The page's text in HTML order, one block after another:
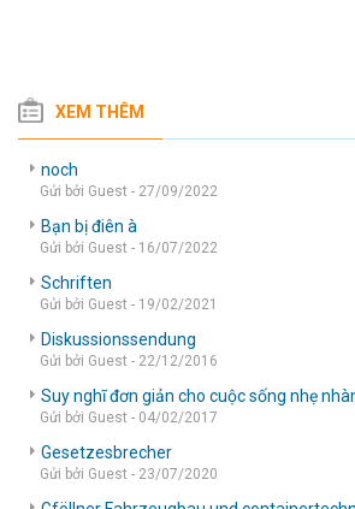
XEM THÊM
noch
Gửi bởi Guest - 27/09/2022
Bạn bị điên à
Gửi bởi Guest - 16/07/2022
Schriften
Gửi bởi Guest - 19/02/2021
Diskussionssendung
Gửi bởi Guest - 22/12/2016
Suy nghĩ đơn giản cho cuộc sống nhẹ
Gửi bởi Guest - 04/02/2017
Gesetzesbrecher
Gửi bởi Guest - 23/07/2020